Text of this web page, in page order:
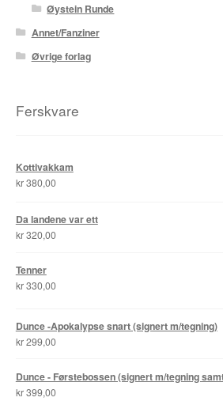
Øystein Runde
Annet/Fanziner
Øvrige forlag
Ferskvare
Kottivakkam
kr380,00
Da landene var ett
kr320,00
Tenner
kr330,00
Dunce -Apokalypse snart (signert m/tegning)
kr299,00
Dunce - Førstebossen (signert m/tegning
kr399,00